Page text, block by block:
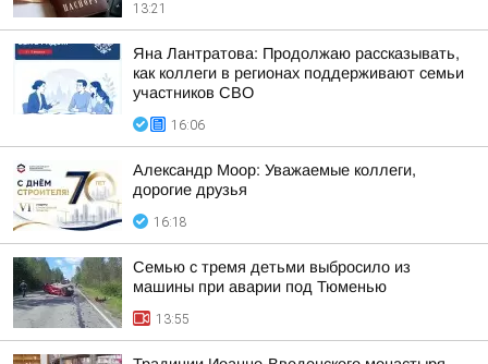
13:21
Яна Лантратова: Продолжаю рассказывать,
как коллеги в регионах поддерживают семьи
участников СВО
16:06
Александр Моор: Уважаемые коллеги,
дорогие друзья
16:18
Семью с тремя детьми выбросило из
машины при аварии под Тюменью
13:55